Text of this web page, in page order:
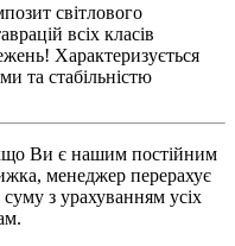
світлового
всіх класів
Характеризується
та стабільністю
Ви є нашим постійним
менеджер перерахує
з урахуванням усіх